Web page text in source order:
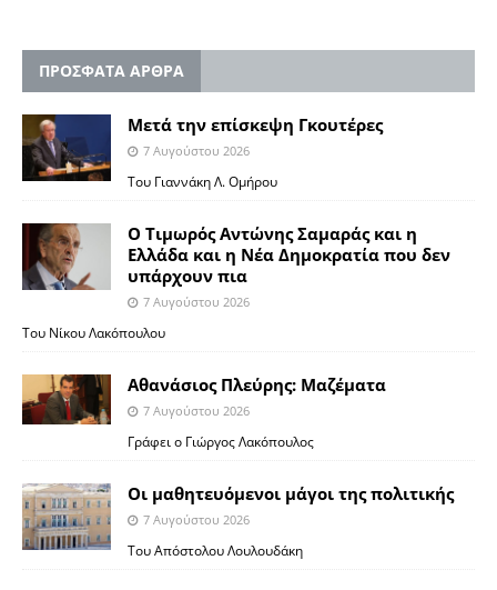
ΠΡΟΣΦΑΤΑ ΑΡΘΡΑ
Μετά την επίσκεψη Γκουτέρες
7 Αυγούστου 2026
Του Γιαννάκη Λ. Ομήρου
Ο Τιμωρός Αντώνης Σαμαράς και η
Ελλάδα και η Νέα Δημοκρατία που δεν
υπάρχουν πια
7 Αυγούστου 2026
Του Νίκου Λακόπουλου
Αθανάσιος Πλεύρης: Μαζέματα
7 Αυγούστου 2026
Γράφει ο Γιώργος Λακόπουλος
Οι μαθητευόμενοι μάγοι της πολιτικής
7 Αυγούστου 2026
Του Απόστολου Λουλουδάκη